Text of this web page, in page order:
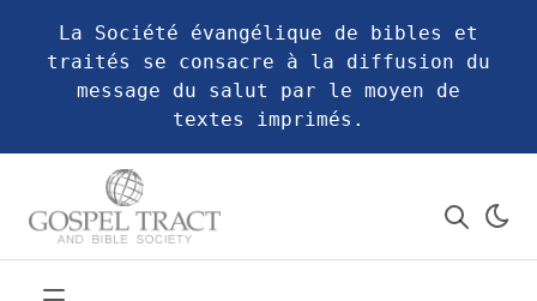
La Société évangélique de bibles et
traités se consacre à la diffusion du
message du salut par le moyen de
textes imprimés.